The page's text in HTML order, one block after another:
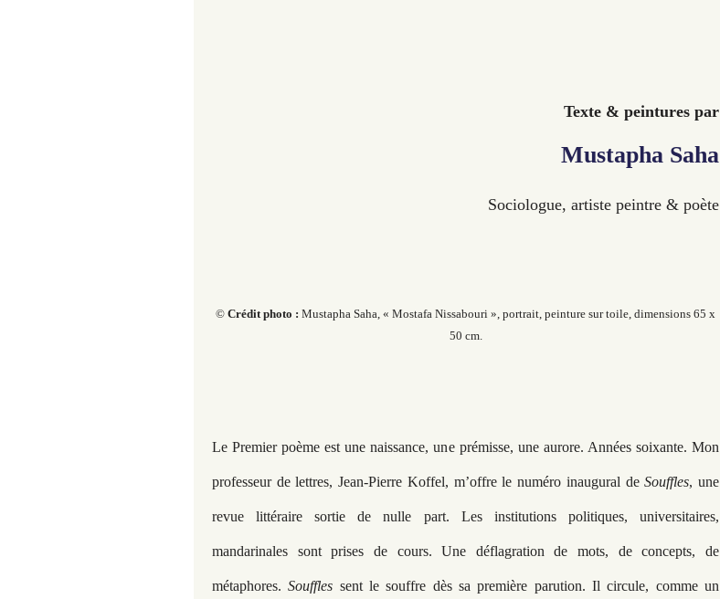
Texte & peintures par
Mustapha Saha
Sociologue, artiste peintre & poète
​​​​​© Crédit photo : Mustapha Saha, « Mostafa Nissabouri », portrait, peinture sur toile, dimensions 65 x
50 cm.
Le Premier poème est une naissance, une prémisse, une aurore. Années soixante. Mon
professeur de lettres, Jean-Pierre Koffel, m’offre le numéro inaugural deSouffles, une
revue littéraire sortie de nulle part. Les institutions politiques, universitaires,
mandarinales sont prises de cours. Une déflagration de mots, de concepts, de
métaphores.Souffles sent le souffre dès sa première parution. Il circule, comme un